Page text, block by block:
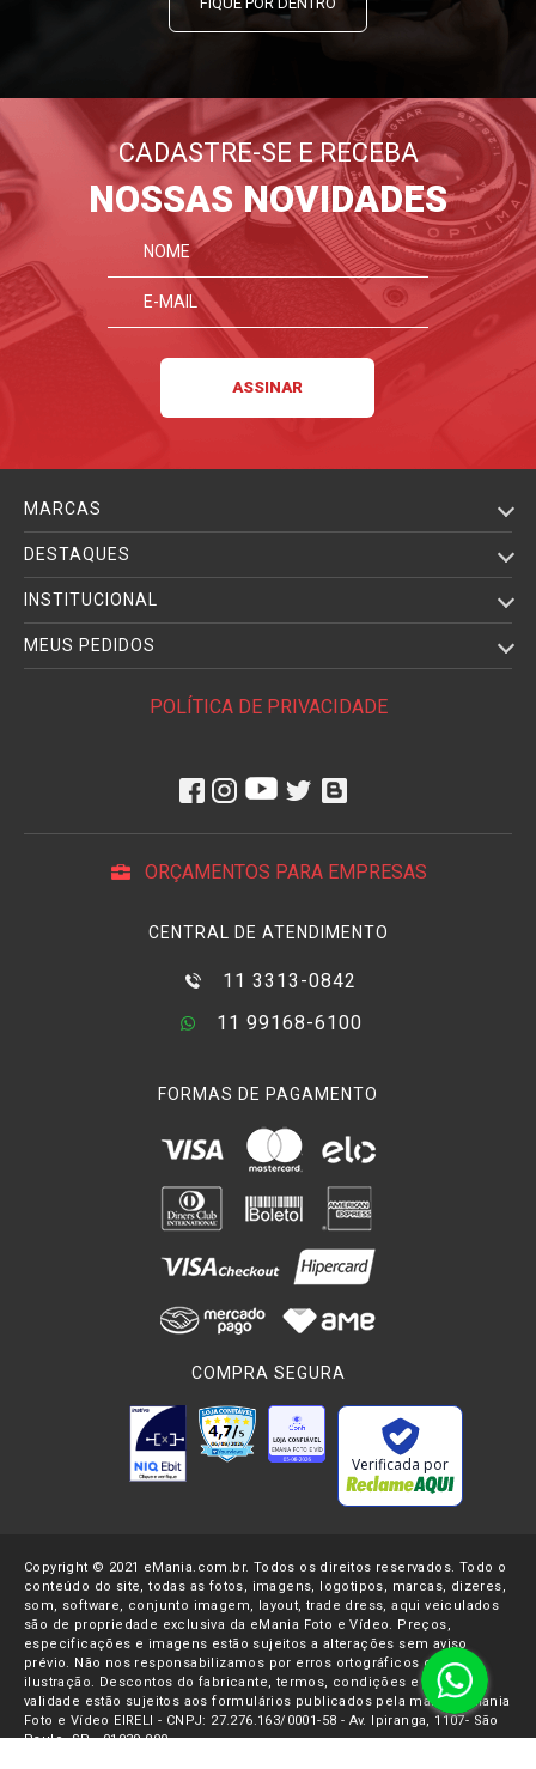
CADASTRE-SE E RECEBA
NOSSAS NOVIDADES
MARCAS
DESTAQUES
INSTITUCIONAL
MEUS PEDIDOS
POLÍTICA DE PRIVACIDADE
ORÇAMENTOS PARA EMPRESAS
CENTRAL DE ATENDIMENTO
11 3313-0842
11 99168-6100
FORMAS DE PAGAMENTO
COMPRA SEGURA
Verificada por
Copyright © 2021 eMania.com.br. Todos os direitos reservados. Todo o
conteúdo do site, todas as fotos, imagens, logotipos, marcas, dizeres,
som, software, conjunto imagem, layout, trade dress, aqui veiculados
são de propriedade exclusiva da eMania Foto e Vídeo. Preços,
especificações e imagens estão sujeitos a alterações sem aviso
prévio. Não nos responsabilizamos por erros ortográficos ou de
ilustração. Descontos do fabricante, termos, condições e datas de
validade estão sujeitos aos formulários publicados pela marca. eMania
Foto e Vídeo EIRELI - CNPJ: 27.276.163/0001-58 - Av. Ipiranga, 1107- São
Paulo, SP - 01039-000